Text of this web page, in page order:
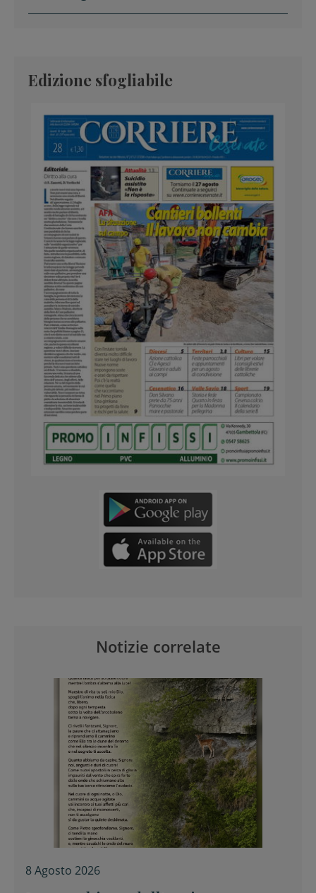
Edizione sfogliabile
Notizie correlate
8 Agosto 2026